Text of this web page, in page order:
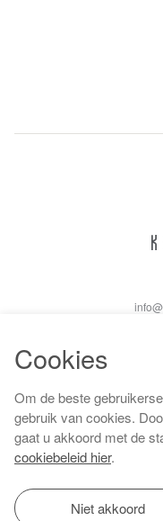
Cookies
Om de beste
gebruik van cookies.
gaat u akkoord met de
cookiebeleid hier.